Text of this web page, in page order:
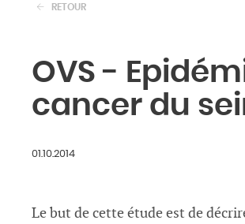
RETOUR
OVS -
cancer du
01.10.2014
Le but de cette étude est de